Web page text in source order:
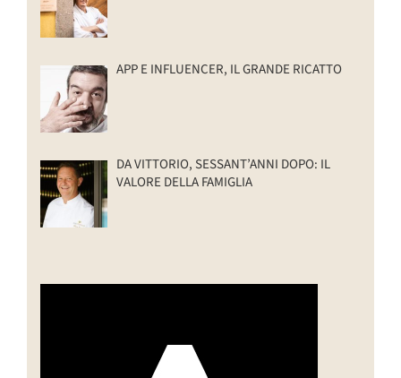
APP E INFLUENCER, IL GRANDE RICATTO
DA VITTORIO, SESSANT’ANNI DOPO: IL
VALORE DELLA FAMIGLIA